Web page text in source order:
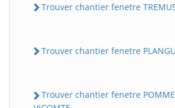
Trouver chantier fenetre
Trouver chantier fenetre
Trouver chantier fenetre